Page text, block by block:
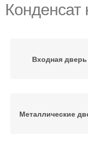
Конденсат
Входная дверь
Металлические